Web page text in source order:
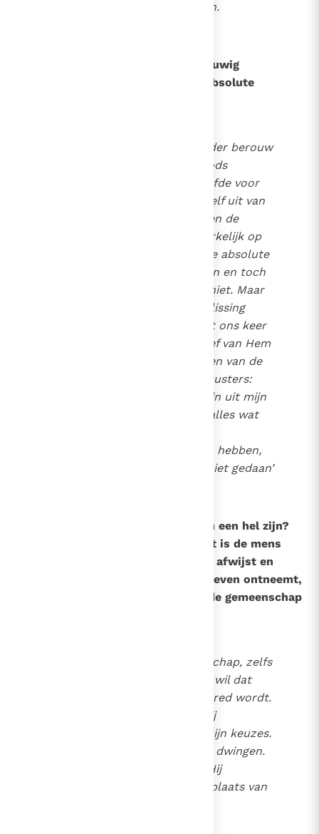
genade voor de overledenen.
De hel is de toestand van het eeuwig
gescheiden zijn van God en de absolute
Wie willens en wetens, zonder berouw
sterft in zware zonde en Gods
barmhartige, vergevende liefde voor
altijd afwijst, die sluit zichzelf uit van
de gemeenschap met God en de
gelukzaligen. Of iemand werkelijk op
het moment van de dood de absolute
liefde in het gezicht kan zien en toch
nog nee zeggen, weten wij niet. Maar
onze vrijheid maakt die beslissing
mogelijk. Jezus waarschuwt ons keer
op keer dat we ons definitief van Hem
scheiden als we ons afsluiten van de
nood van zijn broeders en zusters:
‘Jullie zijn vervloekt, verdwijn uit mijn
ogen (...) Ik verzeker jullie: alles wat
onaanzienlijken niet gedaan hebben,
hebben jullie ook voor mij niet gedaan’
Als God liefde is, hoe kan er dan een hel zijn?
Niet God verdoemt de mens. Het is de mens
zelf die Gods barmhartige liefde afwijst en
zichzelf vrijwillig het (eeuwige) leven ontneemt,
door zich buiten te sluiten van de gemeenschap
God verlangt naar gemeenschap, zelfs
met de laatste zondaar; Hij wil dat
iedereen zich bekeert en gered wordt.
Maar God heeft de mens vrij
geschapen en respecteert zijn keuzes.
Zelfs God kan de liefde niet dwingen.
Als degene die liefheeft, is Hij
‘machteloos’ als iemand in plaats van